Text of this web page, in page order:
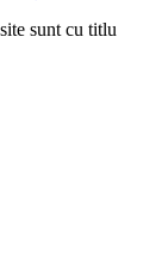
sunt cu titlu